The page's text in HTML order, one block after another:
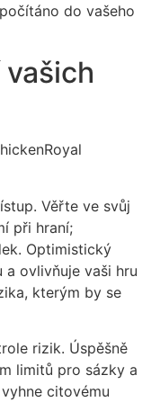
do vašeho
Věřte ve svůj
při hraní;
Optimistický
ovlivňuje vaši hru
kterým by se
rizik. Úspěšně
limitů pro sázky a
citovému